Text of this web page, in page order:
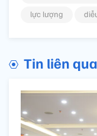
lực lượng
Tin liên